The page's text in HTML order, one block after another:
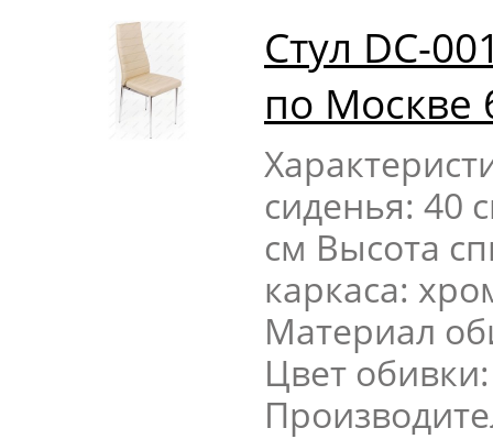
Стул DC-
по Москве
сиденья: 40
см Высота
каркаса:
Материал
Цвет